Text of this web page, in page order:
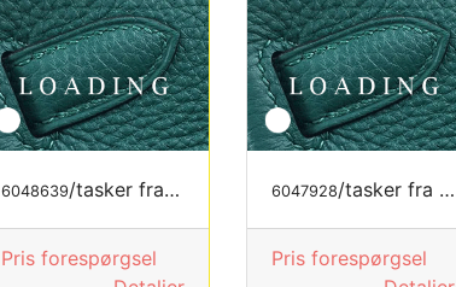
6048639/tasker fra LOEWE
Pris forespørgsel
6047928/tasker fra MODE LUKSUS
Pris forespørgsel